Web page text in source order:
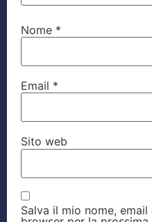
Nome *
Email *
Sito web
Salva il mio nome,